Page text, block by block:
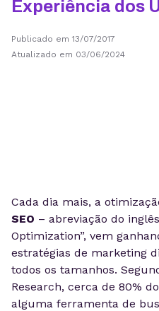
Experiência dos
Publicado em 13/07/2017
Atualizado em 03/06/2024
Cada dia mais, a
SEO – abreviação do
Optimization”, vem
estratégias de marketing
todos os tamanhos.
Research, cerca de 80%
alguma ferramenta de